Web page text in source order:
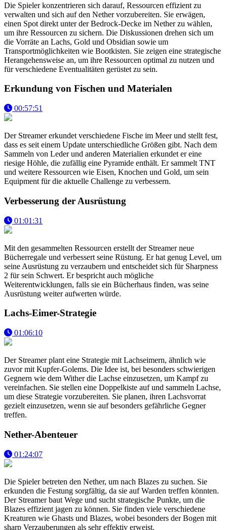
Die Spieler konzentrieren sich darauf, Ressourcen effizient zu
verwalten und sich auf den Nether vorzubereiten. Sie erwägen,
einen Spot direkt unter der Bedrock-Decke im Nether zu wählen,
um ihre Ressourcen zu sichern. Die Diskussionen drehen sich um
die Vorräte an Lachs, Gold und Obsidian sowie um
Transportmöglichkeiten wie Bootkisten. Sie zeigen eine strategische
Herangehensweise an, um ihre Ressourcen optimal zu nutzen und
für verschiedene Eventualitäten gerüstet zu sein.
Erkundung von Fischen und Materialen
00:57:51
Der Streamer erkundet verschiedene Fische im Meer und stellt fest,
dass es seit einem Update unterschiedliche Größen gibt. Nach dem
Sammeln von Leder und anderen Materialien erkundet er eine
riesige Höhle, die zufällig eine Pyramide enthält. Er sammelt TNT
und weitere Ressourcen wie Eisen, Knochen und Gold, um sein
Equipment für die aktuelle Challenge zu verbessern.
Verbesserung der Ausrüstung
01:01:31
Mit den gesammelten Ressourcen erstellt der Streamer neue
Bücherregale und verbessert seine Rüstung. Er hat genug Level, um
seine Ausrüstung zu verzaubern und entscheidet sich für Sharpness
2 für sein Schwert. Er bespricht auch mögliche
Weiterentwicklungen, falls sie ein Bücherhaus finden, was seine
Ausrüstung weiter aufwerten würde.
Lachs-Eimer-Strategie
01:06:10
Der Streamer plant eine Strategie mit Lachseimern, ähnlich wie
zuvor mit Kupfer-Golems. Die Idee ist, bei besonders schwierigen
Gegnern wie dem Wither die Lachse einzusetzen, um Kampf zu
vereinfachen. Sie stellen eine Doppelkiste auf und sammeln Lachse,
um diese Strategie vorzubereiten. Sie planen, ihren Lachsvorrat
gezielt einzusetzen, wenn sie auf besonders gefährliche Gegner
treffen.
Nether-Abenteuer
01:24:07
Die Spieler betreten den Nether, um nach Blazes zu suchen. Sie
erkunden die Festung sorgfältig, da sie auf Warden treffen könnten.
Der Streamer baut Wege und sucht strategische Punkte, um die
Blazes effizient jagen zu können. Sie finden viele verschiedene
Kreaturen wie Ghasts und Blazes, wobei besonders der Bogen mit
sharp Verzauberungen als sehr effektiv erweist.